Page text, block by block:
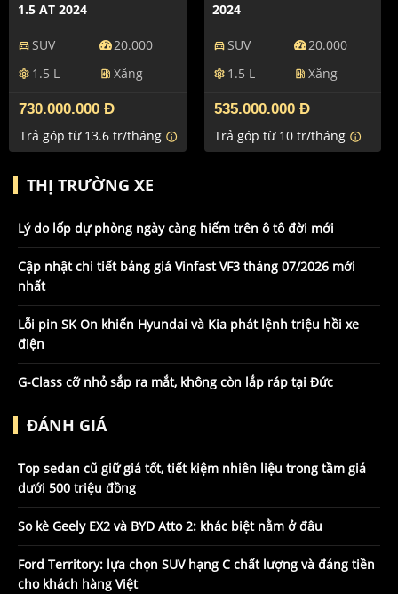
1.5 AT 2024
directions_car SUV 20.000
settings 1.5 L ev_station Xăng
730.000.000 Đ
Trả góp từ 13.6 tr/tháng info
2024
directions_car SUV 20.000
settings 1.5 L ev_station Xăng
535.000.000 Đ
Trả góp từ 10 tr/tháng info
THỊ TRƯỜNG XE
Lý do lốp dự phòng ngày càng hiếm trên ô tô đời mới
Cập nhật chi tiết bảng giá Vinfast VF3 tháng 07/2026 mới
nhất
Lỗi pin SK On khiến Hyundai và Kia phát lệnh triệu hồi xe
điện
G-Class cỡ nhỏ sắp ra mắt, không còn lắp ráp tại Đức
ĐÁNH GIÁ
Top sedan cũ giữ giá tốt, tiết kiệm nhiên liệu trong tầm giá
dưới 500 triệu đồng
So kè Geely EX2 và BYD Atto 2: khác biệt nằm ở đâu
Ford Territory: lựa chọn SUV hạng C chất lượng và đáng tiền
cho khách hàng Việt